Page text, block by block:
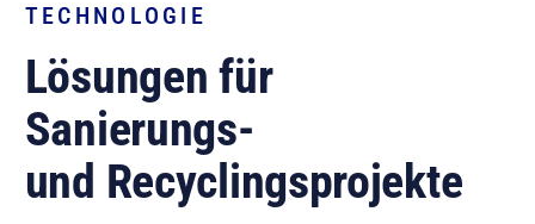
TECHNOLOGIE
Lösungen für
Sanierungs-
und Recyclingsprojekte